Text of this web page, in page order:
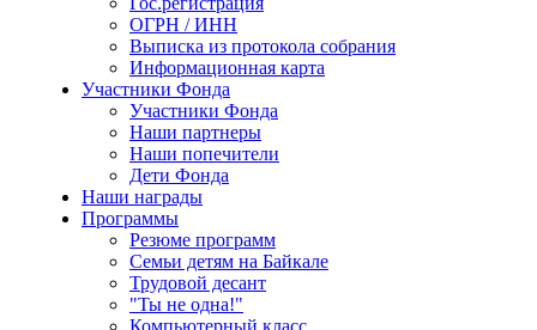
ОГРН / ИНН
Выписка из протокола собрания
Информационная карта
Участники Фонда
Участники Фонда
Наши партнеры
Наши попечители
Дети Фонда
Наши награды
Программы
Резюме программ
Семьи детям на Байкале
Трудовой десант
"Ты не одна!"
Компьютерный класс